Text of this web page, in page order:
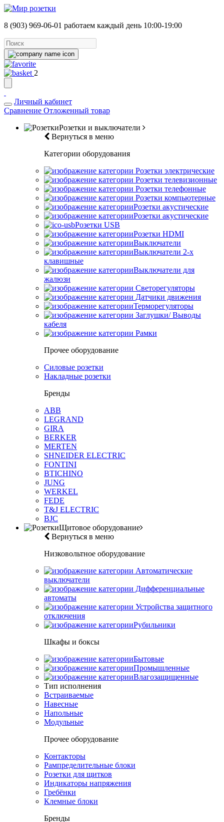
8 (903) 969-06-01 работаем каждый день 10:00-19:00
2
Личный кабинет
Сравнение Отложенный товар
Розетки и выключатели
Вернуться в меню
Категории оборудования
Розетки электрические
Розетки телевизионные
Розетки телефонные
Розетки компьютерные
Розетки акустические
Розетки акустические
Розетки USB
Розетки HDMI
Выключатели
Выключатели 2-х
клавишные
Выключатели для
жалюзи
Светорегуляторы
Датчики движения
Терморегуляторы
Заглушки/ Выводы
кабеля
Рамки
Прочее оборудование
Силовые розетки
Накладные розетки
Бренды
ABB
LEGRAND
GIRA
BERKER
MERTEN
SHNEIDER ELECTRIC
FONTINI
BTICHINO
JUNG
WERKEL
FEDE
T&J ELECTRIC
BJC
Щитовое оборудование
Вернуться в меню
Низковольтное оборудование
Автоматические
выключатели
Дифференциальные
автоматы
Устройства защитного
отключения
Рубильники
Шкафы и боксы
Бытовые
Промышленные
Влагозащищенные
Тип исполнения
Встраиваемые
Навесные
Напольные
Модульные
Прочее оборудование
Контакторы
Рампределительные блоки
Розетки для щитков
Индикаторы напряжения
Гребёнки
Клемные блоки
Бренды